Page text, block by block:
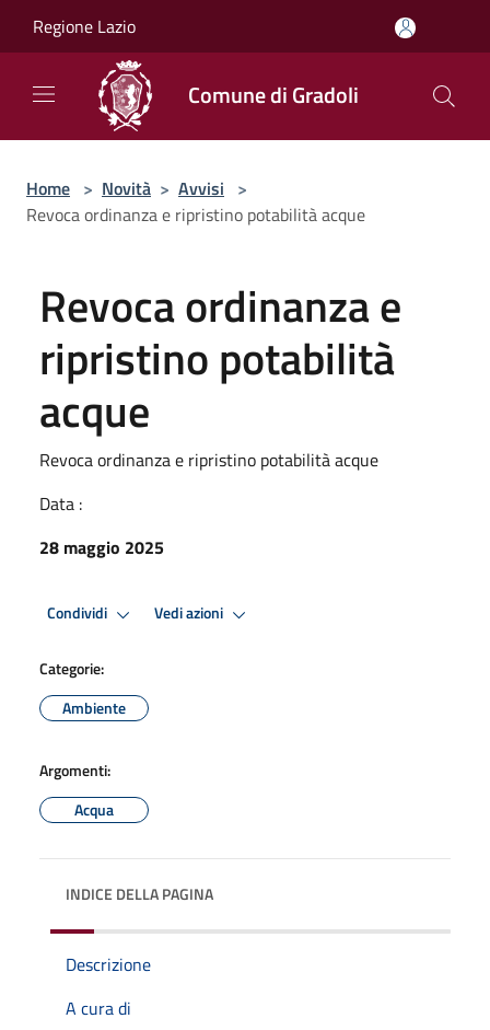
Regione Lazio
Comune di Gradoli
Home > Novità > Avvisi >
Revoca ordinanza e ripristino potabilità acque
Revoca ordinanza e
ripristino potabilità
acque
Revoca ordinanza e ripristino potabilità acque
Data :
28 maggio 2025
Condividi Vedi azioni
Categorie:
Ambiente
Argomenti:
Acqua
INDICE DELLA PAGINA
Descrizione
A cura di